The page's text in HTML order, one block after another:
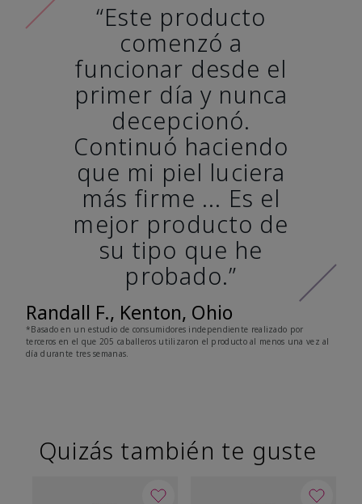
“Este producto
comenzó a
funcionar desde el
primer día y nunca
decepcionó.
Continuó haciendo
que mi piel luciera
más firme ... Es el
mejor producto de
su tipo que he
probado.”
Randall F., Kenton, Ohio
*Basado en un estudio de consumidores independiente realizado por
terceros en el que 205 caballeros utilizaron el producto al menos una vez al
día durante tres semanas.
Quizás también te guste